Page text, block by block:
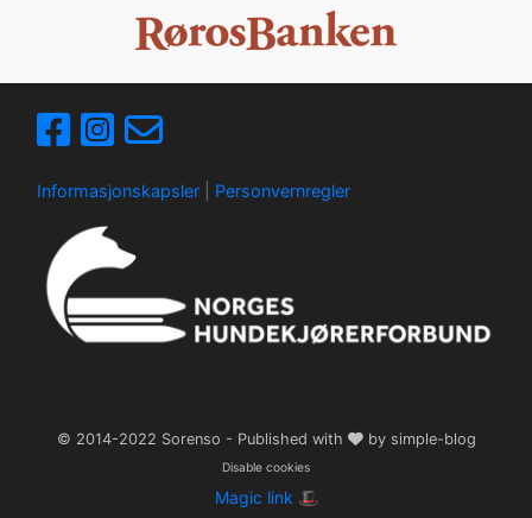
Informasjonskapsler Personvernregler
© 2014-2022 Sorenso - Published with by simple-blog
Disable cookies
Magic link 🎩